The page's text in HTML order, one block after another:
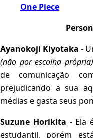
One Piece
Ayanokoji Kiyotaka-
(não por escolha própria)
de comunicação
prejudicando a sua
médias e gasta seus
Suzune Horikita - Ela
estudantil, porém